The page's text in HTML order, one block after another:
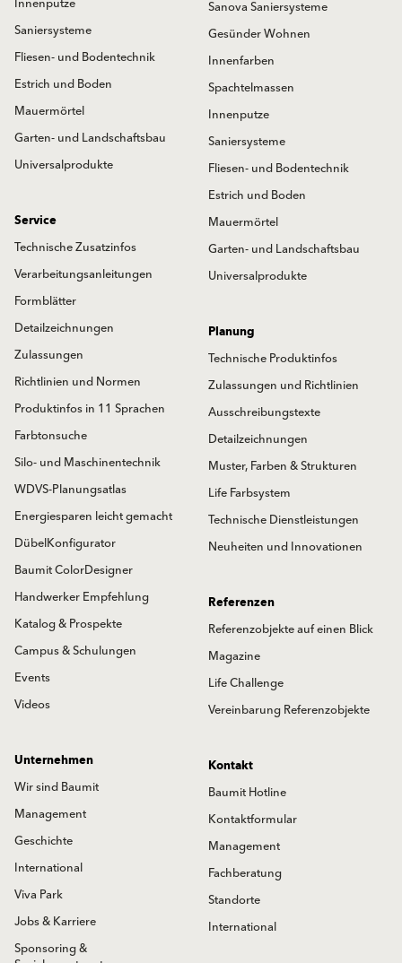
Saniersysteme
Fliesen- und Bodentechnik
Estrich und Boden
Mauermörtel
Garten- und Landschaftsbau
Universalprodukte
Sanova Saniersysteme
Gesünder Wohnen
Innenfarben
Spachtelmassen
Innenputze
Saniersysteme
Fliesen- und Bodentechnik
Estrich und Boden
Mauermörtel
Garten- und Landschaftsbau
Universalprodukte
Service
Technische Zusatzinfos
Verarbeitungsanleitungen
Formblätter
Detailzeichnungen
Zulassungen
Richtlinien und Normen
Produktinfos in 11 Sprachen
Farbtonsuche
Silo- und Maschinentechnik
WDVS-Planungsatlas
Energiesparen leicht gemacht
DübelKonfigurator
Baumit ColorDesigner
Handwerker Empfehlung
Katalog & Prospekte
Campus & Schulungen
Events
Videos
Planung
Technische Produktinfos
Zulassungen und Richtlinien
Ausschreibungstexte
Detailzeichnungen
Muster, Farben & Strukturen
Life Farbsystem
Technische Dienstleistungen
Neuheiten und Innovationen
Referenzen
Referenzobjekte auf einen Blick
Magazine
Life Challenge
Vereinbarung Referenzobjekte
Unternehmen
Wir sind Baumit
Management
Geschichte
International
Viva Park
Jobs & Karriere
Sponsoring &
Kontakt
Baumit Hotline
Kontaktformular
Management
Fachberatung
Standorte
International